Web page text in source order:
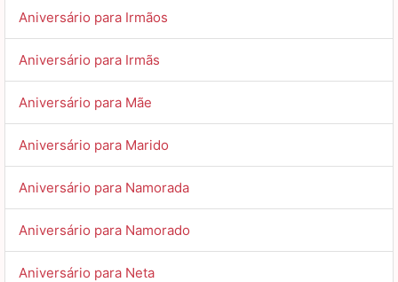
Aniversário para Irmãos
Aniversário para Irmãs
Aniversário para Mãe
Aniversário para Marido
Aniversário para Namorada
Aniversário para Namorado
Aniversário para Neta